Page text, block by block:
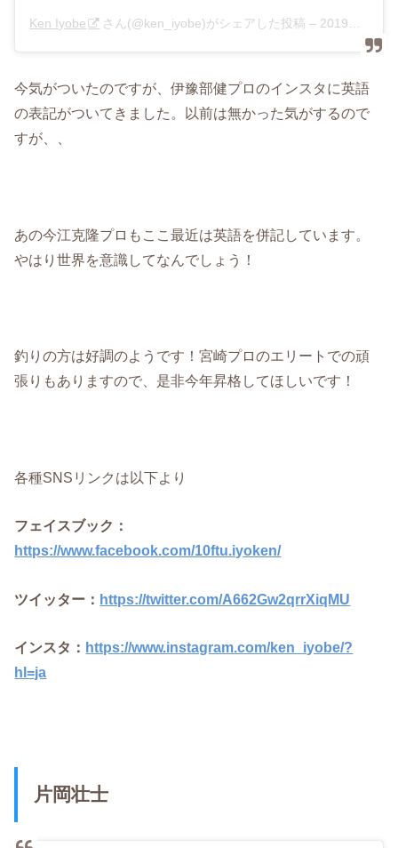
Ken Iyobe さん(@ken_iyobe)がシェアした投稿 – 2019年 4月月22日午後11時59分PDT
今気がついたのですが、伊豫部健プロのインスタに英語
の表記がついてきました。以前は無かった気がするので
すが、、
あの今江克隆プロもここ最近は英語を併記しています。
やはり世界を意識してなんでしょう！
釣りの方は好調のようです！宮崎プロのエリートでの頑
張りもありますので、是非今年昇格してほしいです！
各種SNSリンクは以下より
フェイスブック：
https://www.facebook.com/10ftu.iyoken/
ツイッター： https://twitter.com/A662Gw2qrrXiqMU
インスタ： https://www.instagram.com/ken_iyobe/?
hl=ja
片岡壮士